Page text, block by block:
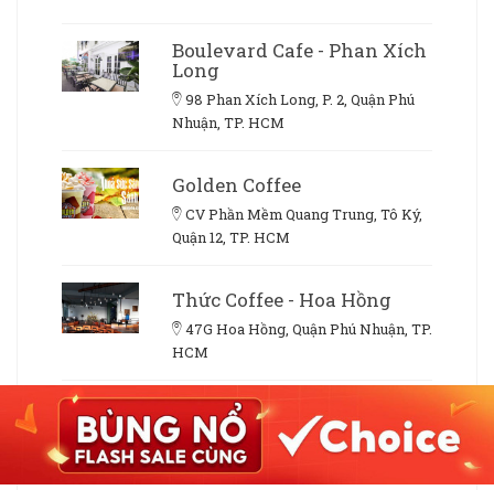
Boulevard Cafe - Phan Xích
Long
98 Phan Xích Long, P. 2, Quận Phú
Nhuận, TP. HCM
Golden Coffee
CV Phần Mềm Quang Trung, Tô Ký,
Quận 12, TP. HCM
Thức Coffee - Hoa Hồng
47G Hoa Hồng, Quận Phú Nhuận, TP.
HCM
Ghế Đẩu Cafe - Hoa Mai
28 Hoa Mai, Quận Phú Nhuận, TP.
HCM